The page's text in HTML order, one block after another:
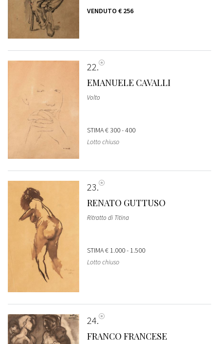
VENDUTO € 256
22
EMANUELE CAVALLI
Volto
STIMA€ 300 - 400
Lotto chiuso
23
RENATO GUTTUSO
Ritratto di Titina
STIMA€ 1.000 - 1.500
Lotto chiuso
24
FRANCO FRANCESE